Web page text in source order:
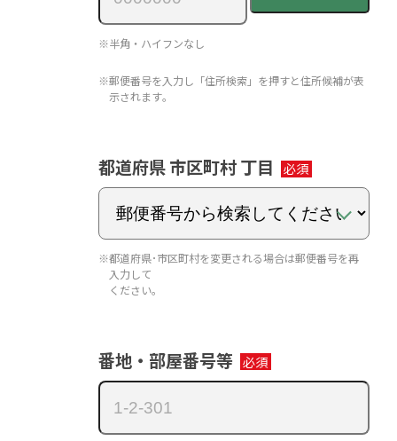
※半角・ハイフンなし
※郵便番号を入力し「住所検索」を押すと住所候補が表
示されます｡
都道府県 市区町村 丁目
※都道府県･市区町村を変更される場合は郵便番号を再
入力して
ください｡
番地・部屋番号等